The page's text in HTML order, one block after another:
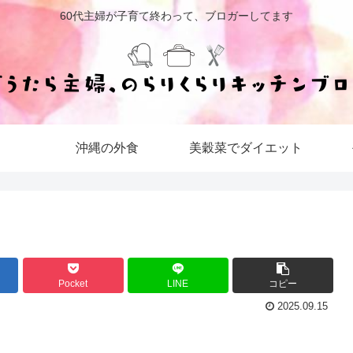
60代主婦が子育て終わって、ブロガーしてます
沖縄の外食 美穀菜でダイエット
Pocket LINE コピー
2025.09.15